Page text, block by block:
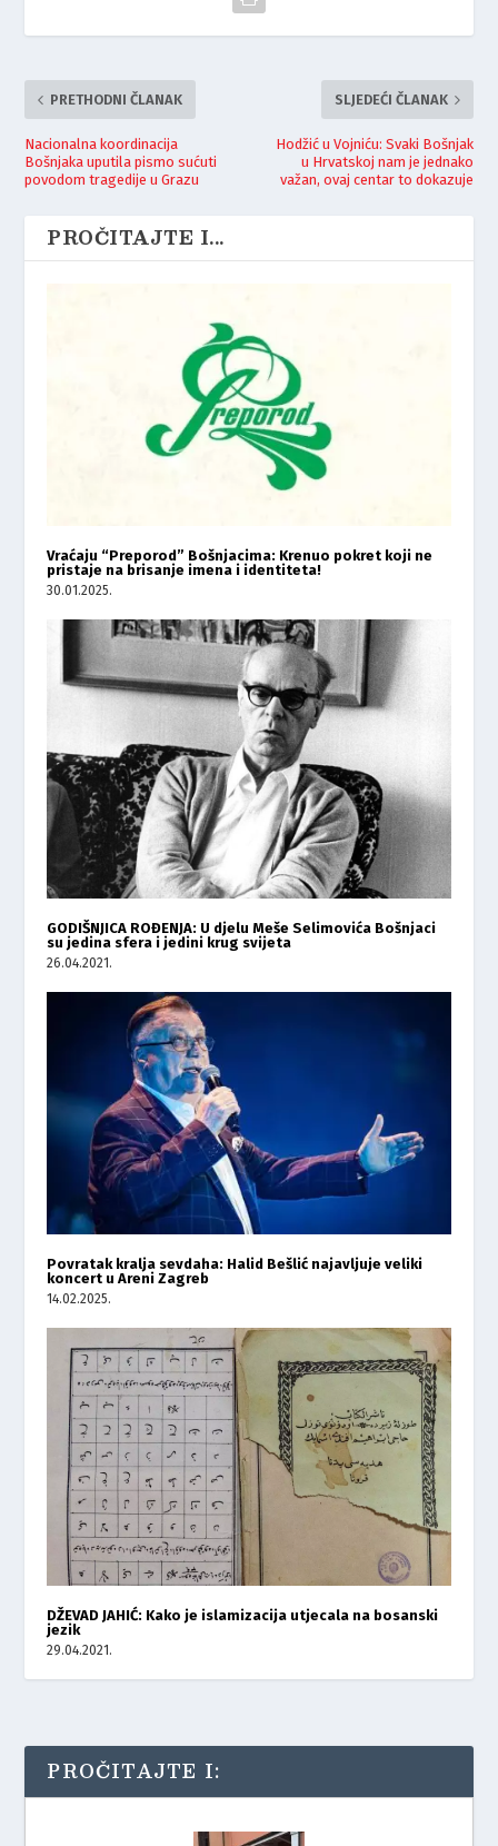
PRETHODNI ČLANAK
Nacionalna koordinacija
Bošnjaka uputila pismo sućuti
povodom tragedije u Grazu
SLJEDEĆI ČLANAK
Hodžić u Vojniću: Svaki Bošnjak
u Hrvatskoj nam je jednako
važan, ovaj centar to dokazuje
PROČITAJTE I...
Vraćaju “Preporod” Bošnjacima: Krenuo pokret koji ne
pristaje na brisanje imena i identiteta!
30.01.2025.
GODIŠNJICA ROĐENJA: U djelu Meše Selimovića Bošnjaci
su jedina sfera i jedini krug svijeta
26.04.2021.
Povratak kralja sevdaha: Halid Bešlić najavljuje veliki
koncert u Areni Zagreb
14.02.2025.
DŽEVAD JAHIĆ: Kako je islamizacija utjecala na bosanski
jezik
29.04.2021.
PROČITAJTE I: